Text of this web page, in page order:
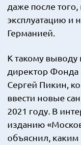
даже после
эксплуатацию и
Германией.
К такому выводу
директор Фонда
Сергей Пикин,
ввести новые
2021 году. В
изданию
объяснил, каким